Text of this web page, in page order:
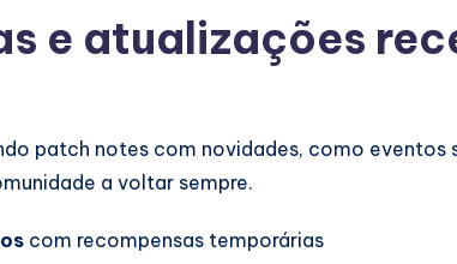
e atualizações
patch notes com novidades, como
a voltar sempre.
com recompensas temporárias